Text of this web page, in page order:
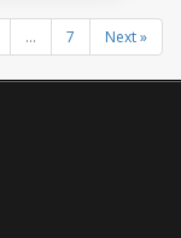
... 7 Next »